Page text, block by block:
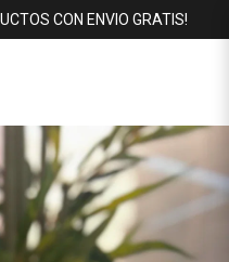
CON ENVIO GRATIS!